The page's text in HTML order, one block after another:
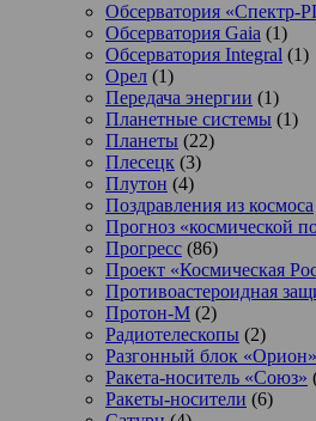
Обсерватория «Спектр-
Обсерватория Gaia (1)
Обсерватория Integral (1)
Орел (1)
Передача энергии (1)
Планетные системы (1)
Планеты (22)
Плесецк (3)
Плутон (4)
Поздравления из космоса
Прогноз «космической
Прогресс (86)
Проект «Космическая
Противоастероидная
Протон-М (2)
Радиотелескопы (2)
Разгонный блок «Орион»
Ракета-носитель «Союз»
Ракеты-носители (6)